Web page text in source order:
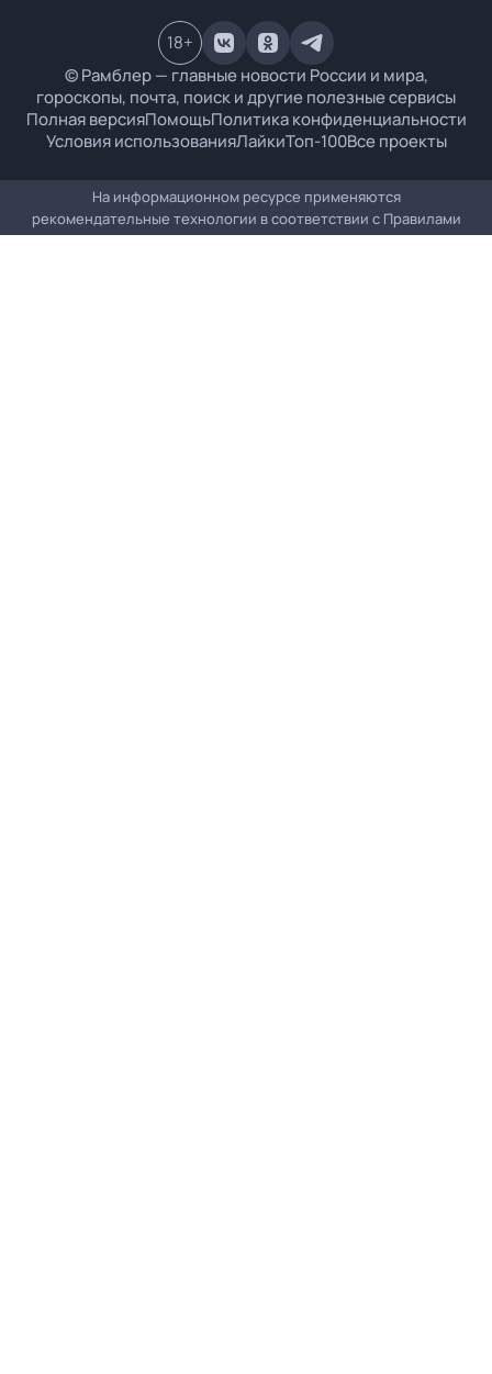
© Рамблер — главные новости России и мира,
гороскопы, почта, поиск и другие полезные сервисы
Полная версияПомощьПолитика конфиденциальности
Условия использованияЛайкиТоп-100Все проекты
18+
На информационном ресурсе применяются
рекомендательные технологии в соответствии с Правилами